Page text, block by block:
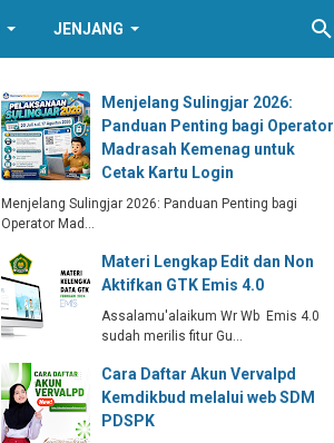
JENJANG
Menjelang Sulingjar 2026:
Panduan Penting bagi Operator
Madrasah Kemenag untuk
Cetak Kartu Login
Menjelang Sulingjar 2026: Panduan Penting bagi
Operator Mad…
Materi Lengkap Edit dan Non
Aktifkan GTK Emis 4.0
Assalamu'alaikum Wr Wb Emis 4.0
sudah merilis fitur Gu…
Cara Daftar Akun Vervalpd
Kemdikbud melalui web SDM
PDSPK